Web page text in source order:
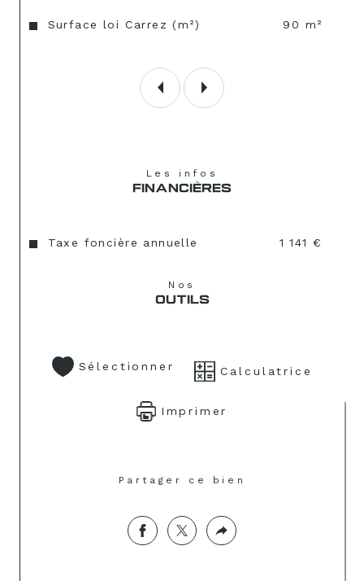
Surface loi Carrez (m²) 90 m²
Les infos
FINANCIÈRES
Taxe foncière annuelle 1 141 €
Nos
OUTILS
Sélectionner Calculatrice
Imprimer
Partager ce bien